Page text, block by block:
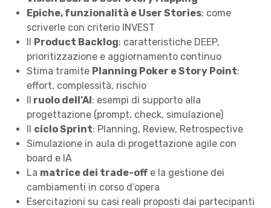
Epiche, funzionalità e User Stories: come
scriverle con criterio INVEST
Il Product Backlog: caratteristiche DEEP,
prioritizzazione e aggiornamento continuo
Stima tramite Planning Poker e Story Point:
effort, complessità, rischio
Il ruolo dell’AI: esempi di supporto alla
progettazione (prompt, check, simulazione)
Il ciclo Sprint: Planning, Review, Retrospective
Simulazione in aula di progettazione agile con
board e IA
La matrice dei trade-off e la gestione dei
cambiamenti in corso d’opera
Esercitazioni su casi reali proposti dai partecipanti